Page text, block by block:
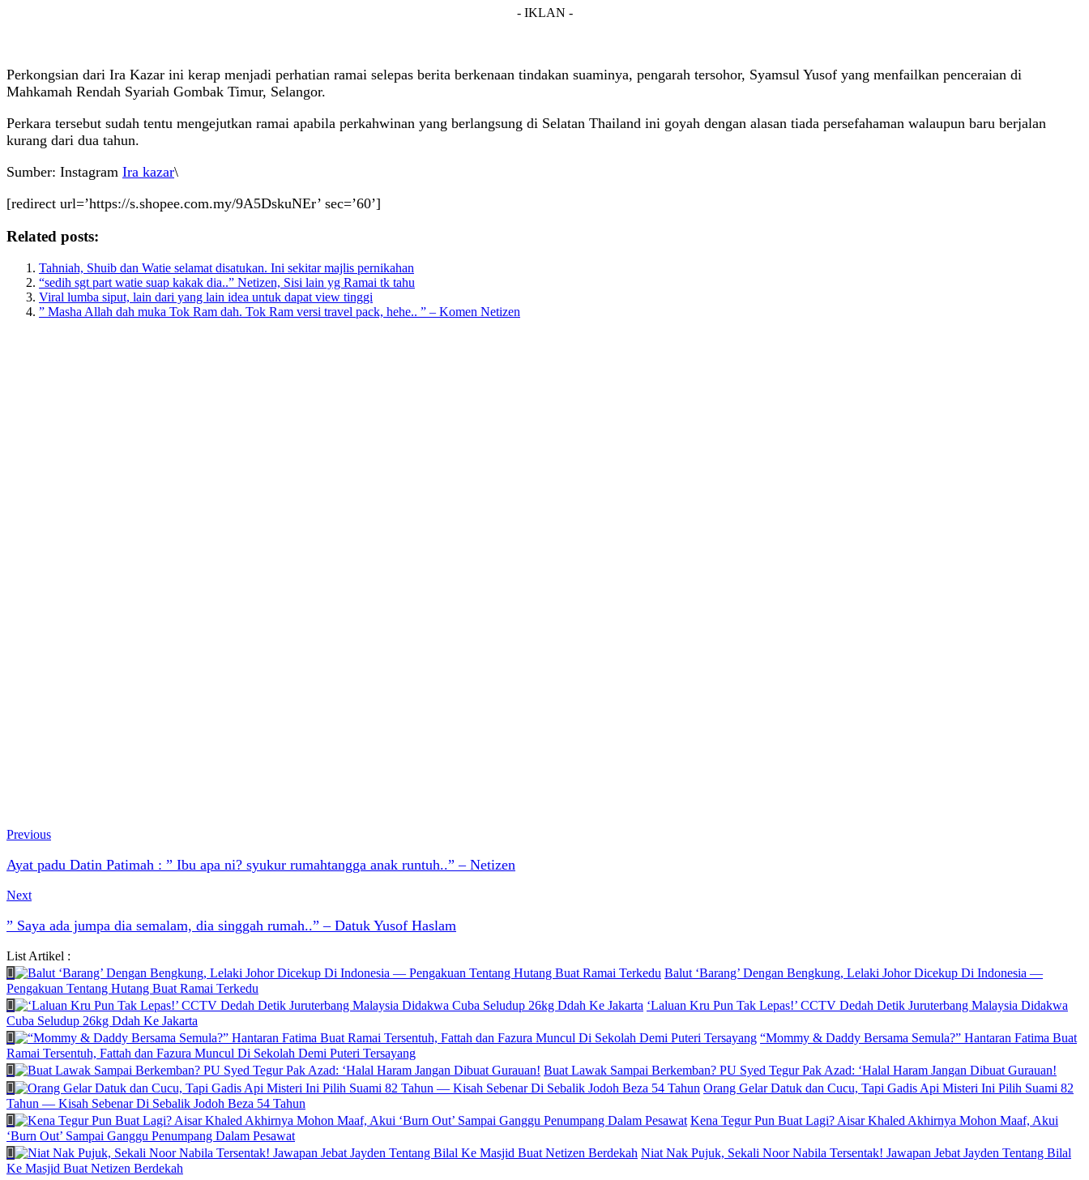
- IKLAN -
Perkongsian dari Ira Kazar ini kerap menjadi perhatian ramai selepas berita berkenaan tindakan suaminya, pengarah tersohor, Syamsul Yusof yang menfailkan penceraian di
Mahkamah Rendah Syariah Gombak Timur, Selangor.
Perkara tersebut sudah tentu mengejutkan ramai apabila perkahwinan yang berlangsung di Selatan Thailand ini goyah dengan alasan tiada persefahaman walaupun baru berjalan
kurang dari dua tahun.
Sumber: Instagram Ira kazar\
[redirect url=’https://s.shopee.com.my/9A5DskuNEr’ sec=’60’]
Related posts:
Tahniah, Shuib dan Watie selamat disatukan. Ini sekitar majlis pernikahan
“sedih sgt part watie suap kakak dia..” Netizen, Sisi lain yg Ramai tk tahu
Viral lumba siput, lain dari yang lain idea untuk dapat view tinggi
” Masha Allah dah muka Tok Ram dah. Tok Ram versi travel pack, hehe.. ” – Komen Netizen
Previous
Ayat padu Datin Patimah : ” Ibu apa ni? syukur rumahtangga anak runtuh..” – Netizen
Next
” Saya ada jumpa dia semalam, dia singgah rumah..” – Datuk Yusof Haslam
List Artikel :
Balut ‘Barang’ Dengan Bengkung, Lelaki Johor Dicekup Di Indonesia —
Pengakuan Tentang Hutang Buat Ramai Terkedu
‘Laluan Kru Pun Tak Lepas!’ CCTV Dedah Detik Juruterbang Malaysia Didakwa
Cuba Seludup 26kg Ddah Ke Jakarta
“Mommy & Daddy Bersama Semula?” Hantaran Fatima Buat
Ramai Tersentuh, Fattah dan Fazura Muncul Di Sekolah Demi Puteri Tersayang
Buat Lawak Sampai Berkemban? PU Syed Tegur Pak Azad: ‘Halal Haram Jangan Dibuat Gurauan!
Orang Gelar Datuk dan Cucu, Tapi Gadis Api Misteri Ini Pilih Suami 82
Tahun — Kisah Sebenar Di Sebalik Jodoh Beza 54 Tahun
Kena Tegur Pun Buat Lagi? Aisar Khaled Akhirnya Mohon Maaf, Akui
‘Burn Out’ Sampai Ganggu Penumpang Dalam Pesawat
Niat Nak Pujuk, Sekali Noor Nabila Tersentak! Jawapan Jebat Jayden Tentang Bilal
Ke Masjid Buat Netizen Berdekah